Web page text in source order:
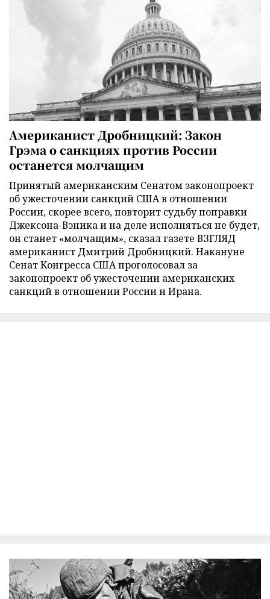
Американист Дробницкий: Закон
Грэма о санкциях против России
останется молчащим
Принятый американским Сенатом законопроект
об ужесточении санкций США в отношении
России, скорее всего, повторит судьбу поправки
Джексона-Вэника и на деле исполняться не будет,
он станет «молчащим», сказал газете ВЗГЛЯД
американист Дмитрий Дробницкий. Накануне
Сенат Конгресса США проголосовал за
законопроект об ужесточении американских
санкций в отношении России и Ирана.